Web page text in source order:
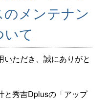
メンテナン
いて
ただき、誠にありがと
と秀吉Dplusの「アップ